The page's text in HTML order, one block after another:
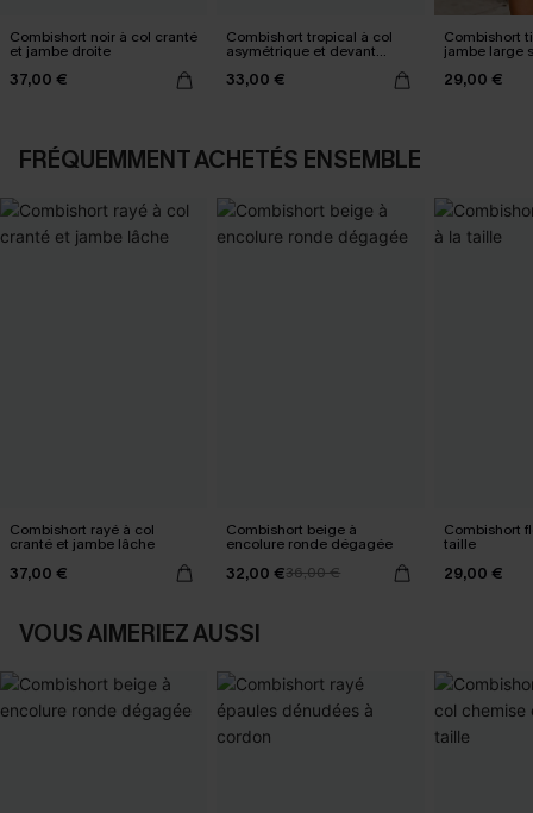
Combishort noir à col cranté
et jambe droite
37,00 €
Combishort tropical à col
asymétrique et devant
portefeuille
33,00 €
Combishort
jambe large
29,00 €
FRÉQUEMMENT ACHETÉS ENSEMBLE
Combishort rayé à col
cranté et jambe lâche
37,00 €
Combishort beige à
encolure ronde dégagée
32,00 €36,00 €
Combishort
taille
29,00 €
VOUS AIMERIEZ AUSSI